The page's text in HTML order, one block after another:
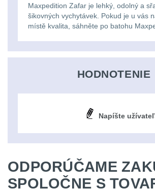
baterie
Svítilny
pro
baterie
pro
CR123A
nebo
Svietidlá CRI≥901
Laserové značkovače
Držiaky a
34
14500 / AA / AAA4
16340 a CR1231
Maxpedition Zafar je lehký, odolný a
šikovných vychytávek. Pokud je u vás
místě kvalita, sáhněte po batohu
HODNOTENIE
Napíšte
ODPORÚČAME
SPOLOČNE S